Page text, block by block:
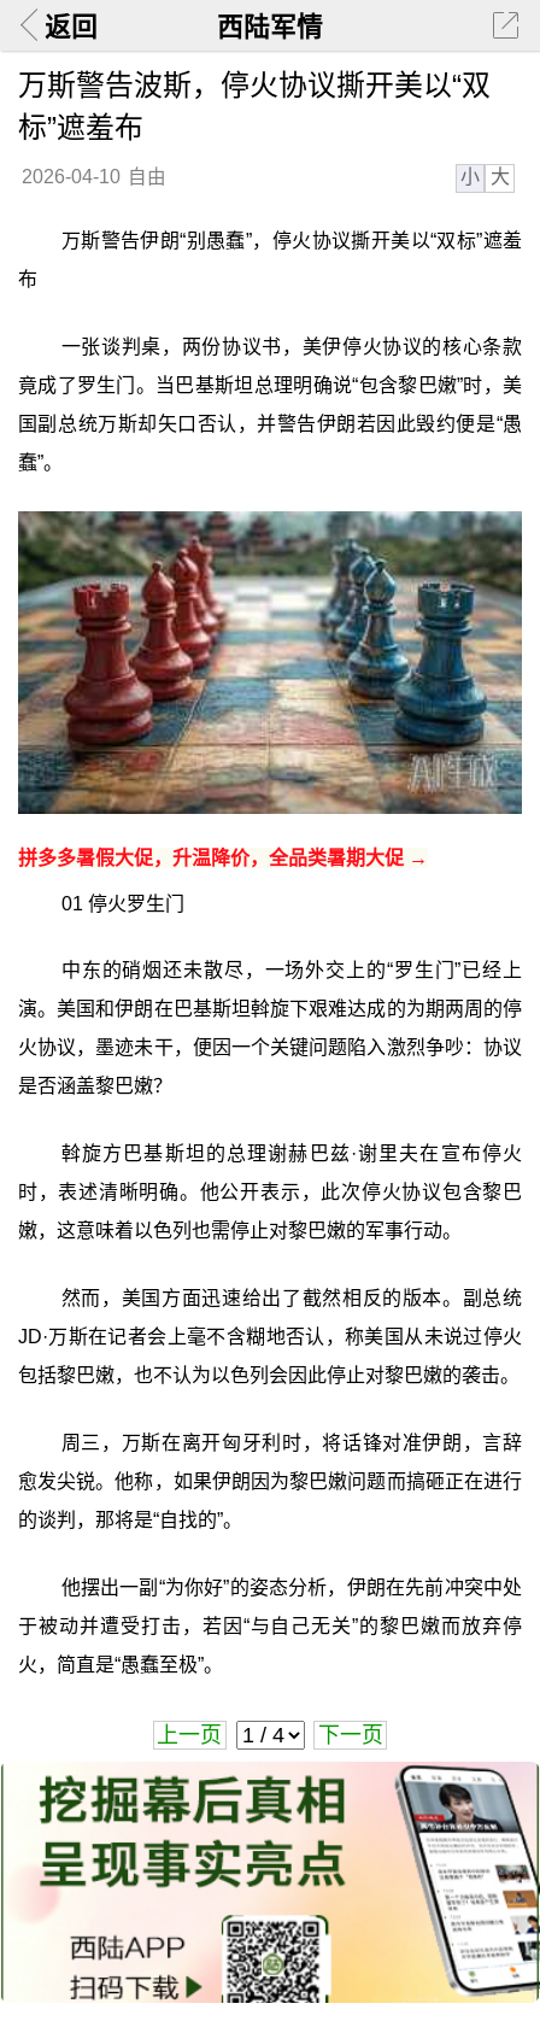
返回 西陆军情
万斯警告波斯，停火协议撕开美以“双
标”遮羞布
2026-04-10 自由 小 大
万斯警告伊朗“别愚蠢”，停火协议撕开美以“双标”遮羞
布
一张谈判桌，两份协议书，美伊停火协议的核心条款
竟成了罗生门。当巴基斯坦总理明确说“包含黎巴嫩”时，美
国副总统万斯却矢口否认，并警告伊朗若因此毁约便是“愚
蠢”。
拼多多暑假大促，升温降价，全品类暑期大促 →
01 停火罗生门
中东的硝烟还未散尽，一场外交上的“罗生门”已经上
演。美国和伊朗在巴基斯坦斡旋下艰难达成的为期两周的停
火协议，墨迹未干，便因一个关键问题陷入激烈争吵：协议
是否涵盖黎巴嫩？
斡旋方巴基斯坦的总理谢赫巴兹·谢里夫在宣布停火
时，表述清晰明确。他公开表示，此次停火协议包含黎巴
嫩，这意味着以色列也需停止对黎巴嫩的军事行动。
然而，美国方面迅速给出了截然相反的版本。副总统
JD·万斯在记者会上毫不含糊地否认，称美国从未说过停火
包括黎巴嫩，也不认为以色列会因此停止对黎巴嫩的袭击。
周三，万斯在离开匈牙利时，将话锋对准伊朗，言辞
愈发尖锐。他称，如果伊朗因为黎巴嫩问题而搞砸正在进行
的谈判，那将是“自找的”。
他摆出一副“为你好”的姿态分析，伊朗在先前冲突中处
于被动并遭受打击，若因“与自己无关”的黎巴嫩而放弃停
火，简直是“愚蠢至极”。
上一页 下一页